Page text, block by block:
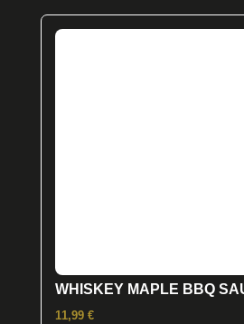
WHISKEY MAPLE BBQ
11,99 €